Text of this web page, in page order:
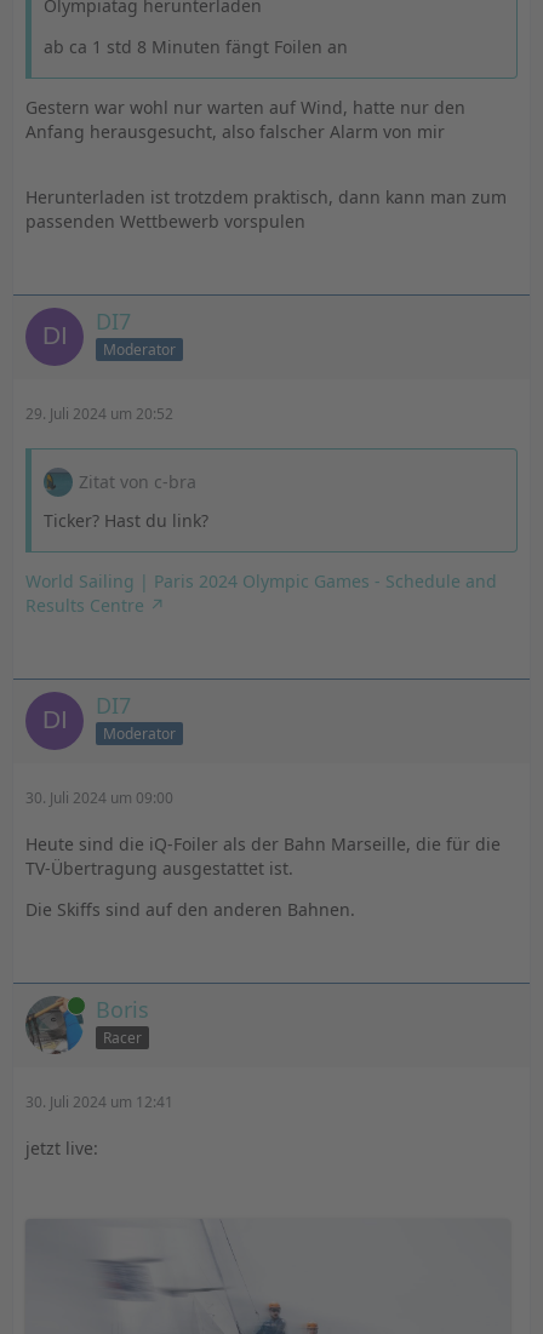
Olympiatag herunterladen
ab ca 1 std 8 Minuten fängt Foilen an
Gestern war wohl nur warten auf Wind, hatte nur den
Anfang herausgesucht, also falscher Alarm von mir
Herunterladen ist trotzdem praktisch, dann kann man zum
passenden Wettbewerb vorspulen
DI7
Moderator
29. Juli 2024 um 20:52
Zitat von c-bra
Ticker? Hast du link?
World Sailing | Paris 2024 Olympic Games - Schedule and
Results Centre
DI7
Moderator
30. Juli 2024 um 09:00
Heute sind die iQ-Foiler als der Bahn Marseille, die für die
TV-Übertragung ausgestattet ist.
Die Skiffs sind auf den anderen Bahnen.
Online Boris
Racer
30. Juli 2024 um 12:41
jetzt live: